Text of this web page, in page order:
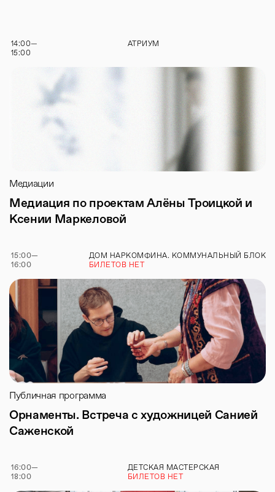
14:00—
15:00
АТРИУМ
Медиации
Медиация по проектам Алёны Троицкой и
Ксении Маркеловой
15:00—
16:00
ДОМ НАРКОМФИНА. КОММУНАЛЬНЫЙ БЛОК
БИЛЕТОВ НЕТ
Публичная программа
Орнаменты. Встреча с художницей Санией
Саженской
16:00—
18:00
ДЕТСКАЯ МАСТЕРСКАЯ
БИЛЕТОВ НЕТ